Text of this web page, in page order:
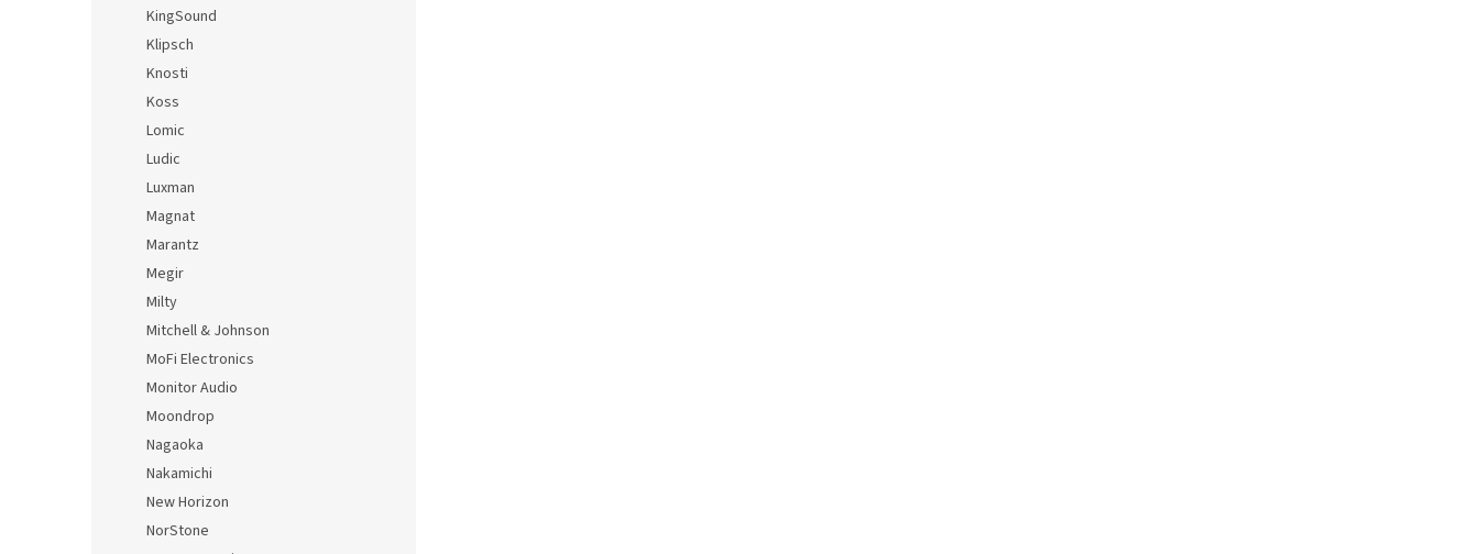
KingSound
Klipsch
Knosti
Koss
Lomic
Ludic
Luxman
Magnat
Marantz
Megir
Milty
Mitchell & Johnson
MoFi Electronics
Monitor Audio
Moondrop
Nagaoka
Nakamichi
New Horizon
NorStone